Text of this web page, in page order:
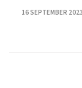
16 SEPTEMBER 2023